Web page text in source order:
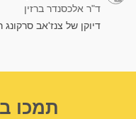
ד"ר אלכסנדר ברזין
דיוקן של צנז'אב סרקונג
תמכו